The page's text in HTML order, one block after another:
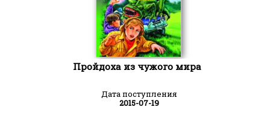
Пройдоха из чужого мира
Дата поступления
2015-07-19